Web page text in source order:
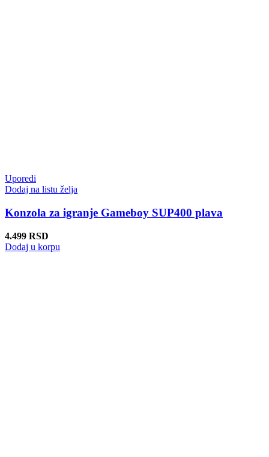
Uporedi
Dodaj na listu želja
Konzola za igranje Gameboy SUP400 plava
4.499 RSD
Dodaj u korpu